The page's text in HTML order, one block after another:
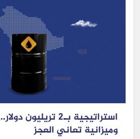
استراتيجية بـ2
وميزانية تعاني العجز